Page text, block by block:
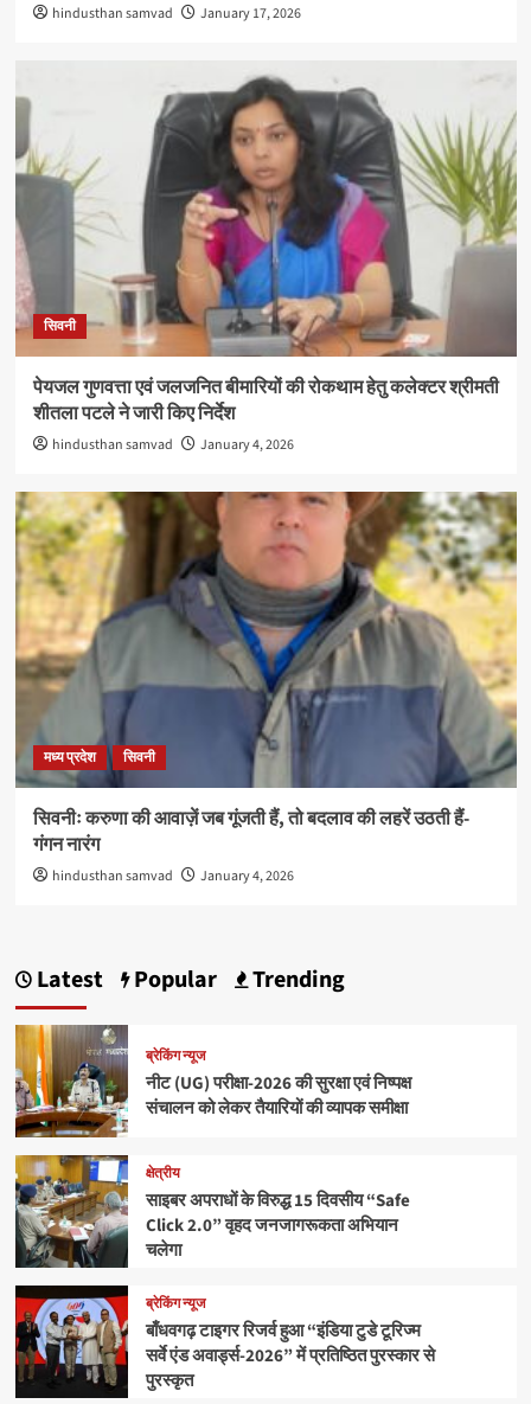
hindusthan samvad January 17, 2026
सिवनी
पेयजल गुणवत्ता एवं जलजनित बीमारियों की रोकथाम हेतु कलेक्टर श्रीमती
शीतला पटले ने जारी किए निर्देश
hindusthan samvad January 4, 2026
मध्य प्रदेश सिवनी
सिवनीः करुणा की आवाज़ें जब गूंजती हैं, तो बदलाव की लहरें उठती हैं-
गंगन नारंग
hindusthan samvad January 4, 2026
Latest Popular Trending
ब्रेकिंग न्यूज
नीट (UG) परीक्षा-2026 की सुरक्षा एवं निष्पक्ष
संचालन को लेकर तैयारियों की व्यापक समीक्षा
क्षेत्रीय
साइबर अपराधों के विरुद्ध 15 दिवसीय “Safe
Click 2.0” वृहद जनजागरूकता अभियान
चलेगा
ब्रेकिंग न्यूज
बाँधवगढ़ टाइगर रिजर्व हुआ “इंडिया टुडे टूरिज्म
सर्वे एंड अवार्ड्स-2026” में प्रतिष्ठित पुरस्कार से
पुरस्कृत